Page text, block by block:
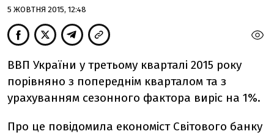
5 ЖОВТНЯ 2015, 12:48
ВВП України у третьому кварталі 2015 року
порівняно з попереднім кварталом та з
урахуванням сезонного фактора виріс на 1%.
Про це повідомила економіст Світового банку